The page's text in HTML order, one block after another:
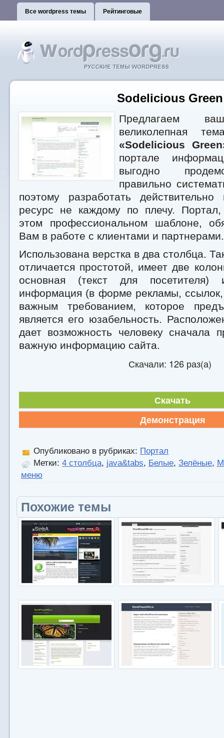
Все wordpress темы Рейтинговые
Sodelicious Green
Предлагаем
великолепная
«Sodelicious
портале
выгодно
правильно
поэтому разработать действительно
ресурс не каждому по плечу. Портал,
этом профессиональном шаблоне,
Вам в работе с клиентами и партнерами.
Использована верстка в два столбца.
отличается простотой, имеет две
основная (текст для посетителя)
информация (в форме рекламы,
важным требованием, которое
является его юзабельность.
дает возможность человеку сначала
важную информацию сайта.
Скачали: 126 раз(а)
Скачать
Демонстрация
Опубликовано в рубриках: Портал
Метки: 4 столбца, java&tabs, Белые, Зелёные,
меню
Похожие темы